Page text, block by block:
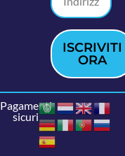
ISCRIVITI
ORA
Pagamenti
sicuri